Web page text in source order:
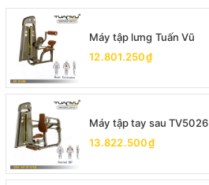
Máy tập lưng Tuấn Vũ
12.801.250₫
Máy tập tay sau TV5026
13.822.500₫